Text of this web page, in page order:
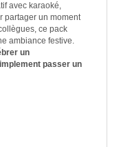
avec karaoké,
partager un moment
ce pack
ambiance festive.
un
passer un